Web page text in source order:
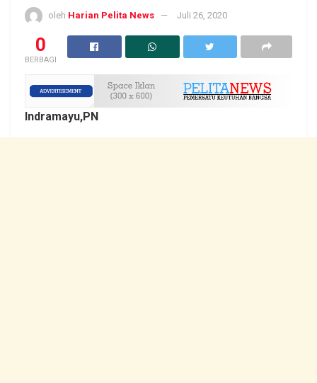
oleh Harian Pelita News Juli 26, 2020
0
BERBAGI
Indramayu,PN